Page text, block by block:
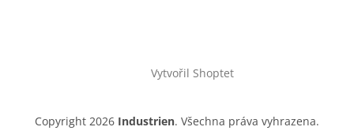
Vytvořil Shoptet
Copyright 2026 Industrien. Všechna práva vyhrazena.